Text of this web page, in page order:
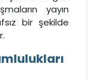
yayın
bir şekilde